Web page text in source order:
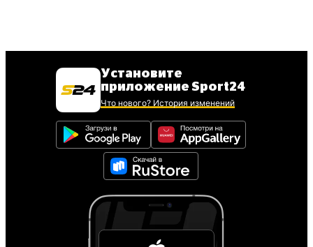
Установите
приложение Sport24
Что нового? История изменений